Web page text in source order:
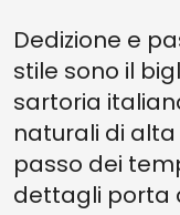
Dedizione e
stile sono il
sartoria
naturali di
passo dei
dettagli porta